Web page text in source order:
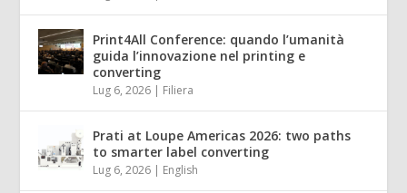
Print4All Conference: quando l’umanità
guida l’innovazione nel printing e
converting
Lug 6, 2026 | Filiera
Prati at Loupe Americas 2026: two paths
to smarter label converting
Lug 6, 2026 | English